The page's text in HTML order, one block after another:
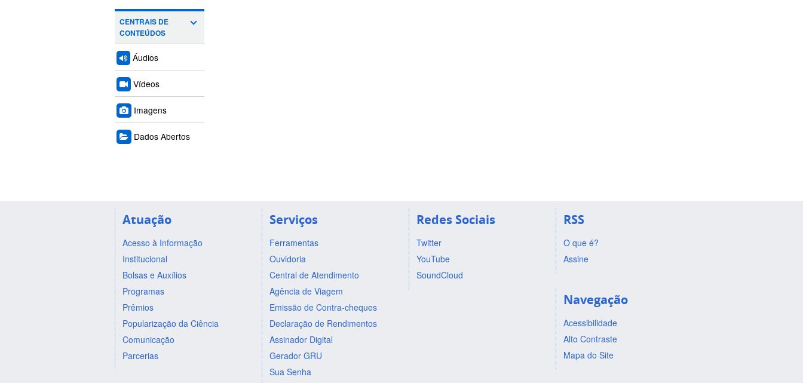
CENTRAIS DE
CONTEÚDOS
Áudios
Vídeos
Imagens
Dados Abertos
Atuação
Acesso à Informação
Institucional
Bolsas e Auxílios
Programas
Prêmios
Popularização da Ciência
Comunicação
Parcerias
Serviços
Ferramentas
Ouvidoria
Central de Atendimento
Agência de Viagem
Emissão de Contra-cheques
Declaração de Rendimentos
Assinador Digital
Gerador GRU
Sua Senha
Redes Sociais
Twitter
YouTube
SoundCloud
RSS
O que é?
Assine
Navegação
Acessibilidade
Alto Contraste
Mapa do Site